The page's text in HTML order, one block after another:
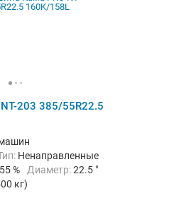
203 385/55R22.5
Тип: Ненаправленные
55 % Диаметр:22.5 "
кг)
ч)